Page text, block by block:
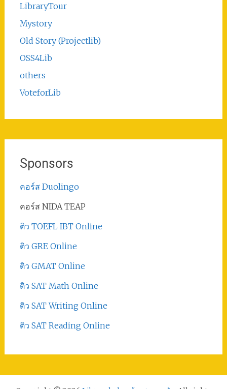
LibraryTour
Mystory
Old Story (Projectlib)
OSS4Lib
others
VoteforLib
Sponsors
คอร์ส Duolingo
คอร์ส NIDA TEAP
ติว TOEFL IBT Online
ติว GRE Online
ติว GMAT Online
ติว SAT Math Online
ติว SAT Writing Online
ติว SAT Reading Online